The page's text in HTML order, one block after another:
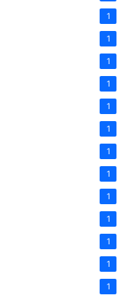
1
1
1
1
1
1
1
1
1
1
1
1
1